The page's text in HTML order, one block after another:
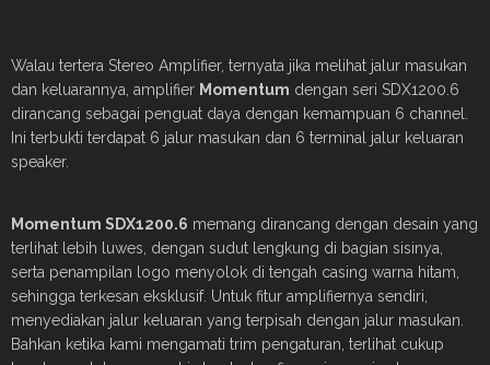
Walau tertera Stereo Amplifier, ternyata jika melihat jalur masukan
dan keluarannya, amplifier Momentum dengan seri SDX1200.6
dirancang sebagai penguat daya dengan kemampuan 6 channel.
Ini terbukti terdapat 6 jalur masukan dan 6 terminal jalur keluaran
speaker.
Momentum SDX1200.6 memang dirancang dengan desain yang
terlihat lebih luwes, dengan sudut lengkung di bagian sisinya,
serta penampilan logo menyolok di tengah casing warna hitam,
sehingga terkesan eksklusif. Untuk fitur amplifiernya sendiri,
menyediakan jalur keluaran yang terpisah dengan jalur masukan.
Bahkan ketika kami mengamati trim pengaturan, terlihat cukup